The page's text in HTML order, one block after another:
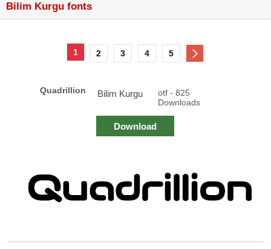
Bilim Kurgu fonts
1 2 3 4 5
Quadrillion Bilim Kurgu
otf - 825
Downloads
Download